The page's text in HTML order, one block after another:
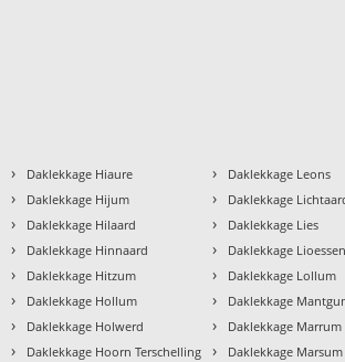
› Daklekkage Hiaure
› Daklekkage Hijum
› Daklekkage Hilaard
› Daklekkage Hinnaard
› Daklekkage Hitzum
› Daklekkage Hollum
› Daklekkage Holwerd
› Daklekkage Hoorn Terschelling
› Daklekkage Leons
› Daklekkage
› Daklekkage Lies
› Daklekkage
› Daklekkage Lollum
› Daklekkage
› Daklekkage Marrum
› Daklekkage Marsum